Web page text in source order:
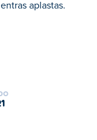
aplastas.
Car Idle! Salta
rápido y fuerte
tu dinero en